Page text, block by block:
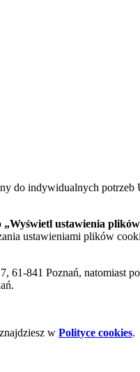
do indywidualnych
„Wyświetl ustawienia
ustawieniami plików
841 Poznań, natomiast
w Polityce cookies.